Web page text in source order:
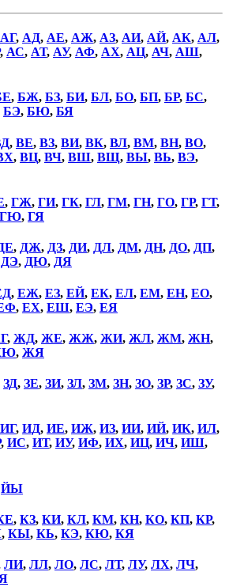
АГ, АД, АЕ, АЖ, АЗ, АИ, АЙ, АК, АЛ,
, АС, АТ, АУ, АФ, АХ, АЦ, АЧ, АШ,
, БЖ, БЗ, БИ, БЛ, БО, БП, БР, БС,
БЭ, БЮ, БЯ
, ВЕ, ВЗ, ВИ, ВК, ВЛ, ВМ, ВН, ВО,
, ВЦ, ВЧ, ВШ, ВЩ, ВЫ, ВЬ, ВЭ,
, ГЖ, ГИ, ГК, ГЛ, ГМ, ГН, ГО, ГР, ГТ,
ГЮ, ГЯ
, ДЖ, ДЗ, ДИ, ДЛ, ДМ, ДН, ДО, ДП,
ДЭ, ДЮ, ДЯ
, ЕЖ, ЕЗ, ЕЙ, ЕК, ЕЛ, ЕМ, ЕН, ЕО,
, ЕХ, ЕШ, ЕЭ, ЕЯ
, ЖД, ЖЕ, ЖЖ, ЖИ, ЖЛ, ЖМ, ЖН,
, ЖЯ
ЗД, ЗЕ, ЗИ, ЗЛ, ЗМ, ЗН, ЗО, ЗР, ЗС, ЗУ,
ИГ, ИД, ИЕ, ИЖ, ИЗ, ИИ, ИЙ, ИК, ИЛ,
, ИС, ИТ, ИУ, ИФ, ИХ, ИЦ, ИЧ, ИШ,
ЙЫ
, КЗ, КИ, КЛ, КМ, КН, КО, КП, КР,
, КЫ, КЬ, КЭ, КЮ, КЯ
ЛИ, ЛЛ, ЛО, ЛС, ЛТ, ЛУ, ЛХ, ЛЧ,